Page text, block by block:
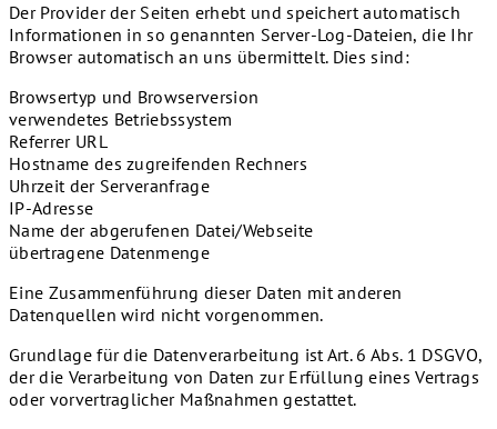
Der Provider der Seiten erhebt und speichert automatisch
Informationen in so genannten Server-Log-Dateien, die Ihr
Browser automatisch an uns übermittelt. Dies sind:
Browsertyp und Browserversion
verwendetes Betriebssystem
Referrer URL
Hostname des zugreifenden Rechners
Uhrzeit der Serveranfrage
IP-Adresse
Name der abgerufenen Datei/Webseite
übertragene Datenmenge
Eine Zusammenführung dieser Daten mit anderen
Datenquellen wird nicht vorgenommen.
Grundlage für die Datenverarbeitung ist Art. 6 Abs. 1 DSGVO,
der die Verarbeitung von Daten zur Erfüllung eines Vertrags
oder vorvertraglicher Maßnahmen gestattet.